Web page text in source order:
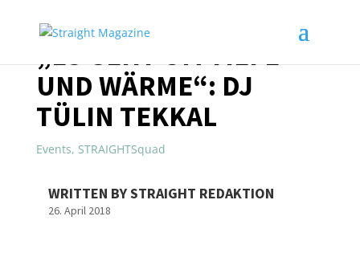
„ES GEHT UM TIEFE
UND WÄRME“: DJ
TÜLIN TEKKAL
Events, STRAIGHTSquad
WRITTEN BY STRAIGHT REDAKTION
26. April 2018